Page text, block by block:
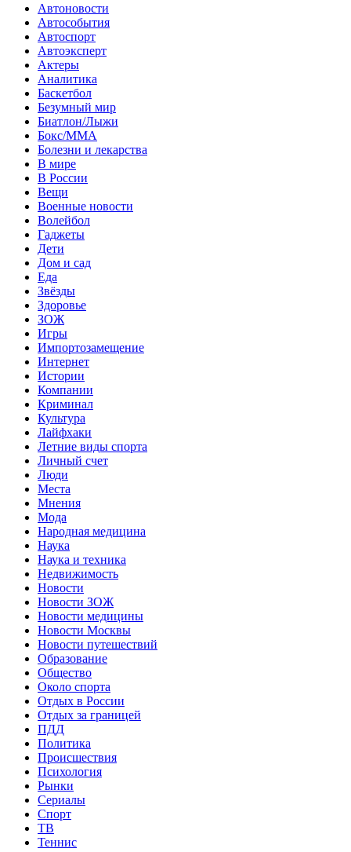
Автоновости
Автособытия
Автоспорт
Автоэксперт
Актеры
Аналитика
Баскетбол
Безумный мир
Биатлон/Лыжи
Бокс/MMA
Болезни и лекарства
В мире
В России
Вещи
Военные новости
Волейбол
Гаджеты
Дети
Дом и сад
Еда
Звёзды
Здоровье
ЗОЖ
Игры
Импортозамещение
Интернет
Истории
Компании
Криминал
Культура
Лайфхаки
Летние виды спорта
Личный счет
Люди
Места
Мнения
Мода
Народная медицина
Наука
Наука и техника
Недвижимость
Новости
Новости ЗОЖ
Новости медицины
Новости Москвы
Новости путешествий
Образование
Общество
Около спорта
Отдых в России
Отдых за границей
ПДД
Политика
Происшествия
Психология
Рынки
Сериалы
Спорт
ТВ
Теннис